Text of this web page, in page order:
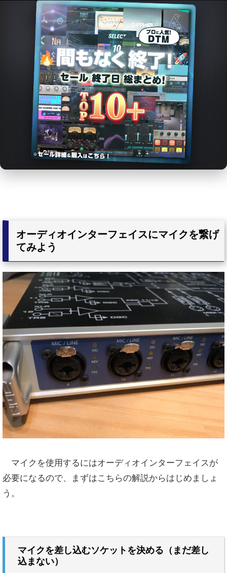
オーディオインターフェイスにマイクを繋げ
てみよう
マイクを使用するにはオーディオインターフェイスが
必要になるので、まずはこちらの解説からはじめましょ
う。
マイクを差し込むソケットを決める（まだ差し
込まない）